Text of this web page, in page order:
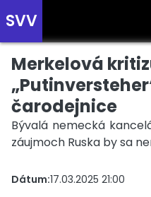
SVV
Prehľad správ podľa
Zobrazte si správy
prehľad o dianí vo svete.
Merkelová
čarodejnice
Bývalá nemecká
záujmoch Ruska by sa
Dátum:17.03.2025 21:00